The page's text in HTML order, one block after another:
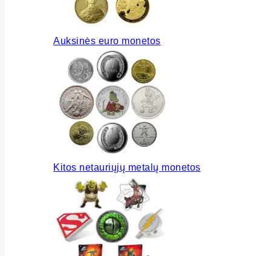
Auksinės euro monetos
Kitos netauriųjų metalų monetos